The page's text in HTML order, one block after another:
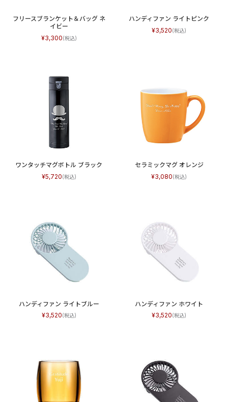
フリースブランケット＆バッグ ネ
イビー
3,300
ハンディファン ライトピンク
3,520
ワンタッチマグボトル ブラック
5,720
セラミックマグ オレンジ
3,080
ハンディファン ライトブルー
3,520
ハンディファン ホワイト
3,520